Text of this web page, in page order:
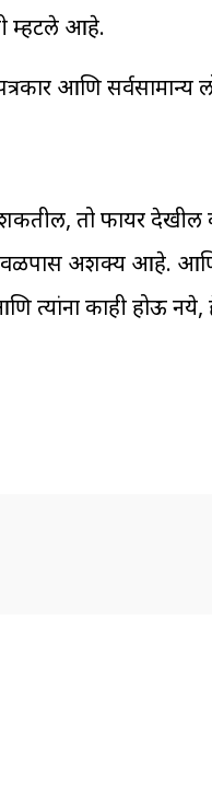
म्हटले आहे.
आणि सर्वसामान्य
शकतील, तो फायर
जवळपास अशक्य आहे.
त्यांना काही होऊ